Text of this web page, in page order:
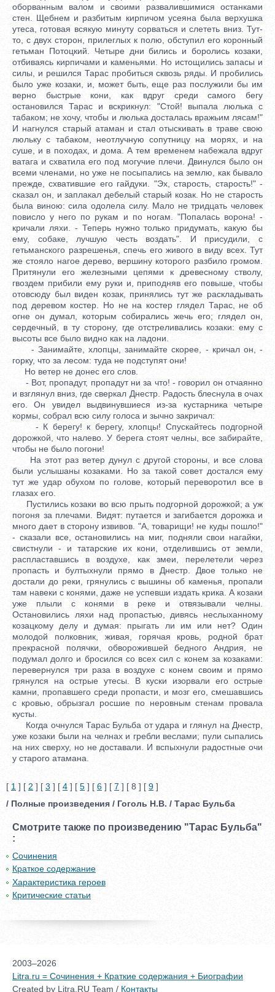
оборванным валом и своими развалившимися останками
стен. Щебнем и разбитым кирпичом усеяна была верхушка
утеса, готовая всякую минуту сорваться и слететь вниз. Тут-
то, с двух сторон, прилеглых к полю, обступил его коронный
гетьман Потоцкий. Четыре дни бились и боролись козаки,
отбиваясь кирпичами и каменьями. Но истощились запасы и
силы, и решился Тарас пробиться сквозь ряды. И пробились
было уже козаки, и, может быть, еще раз послужили бы им
верно быстрые кони, как вдруг среди самого бегу
остановился Тарас и вскрикнул: "Стой! выпала люлька с
табаком; не хочу, чтобы и люлька досталась вражьим лясам!"
И нагнулся старый атаман и стал отыскивать в траве свою
люльку с табаком, неотлучную сопутницу на морях, и на
суше, и в походах, и дома. А тем временем набежала вдруг
ватага и схватила его под могучие плечи. Двинулся было он
всеми членами, но уже не посыпались на землю, как бывало
прежде, схватившие его гайдуки. "Эх, старость, старость!" -
сказал он, и заплакал дебелый старый козак. Но не старость
была виною: сила одолела силу. Мало не тридцать человек
повисло у него по рукам и по ногам. "Попалась ворона! -
кричали ляхи. - Теперь нужно только придумать, какую бы
ему, собаке, лучшую честь воздать". И присудили, с
гетьманского разрешенья, спечь его живого в виду всех. Тут
же стояло нагое дерево, вершину которого разбило громом.
Притянули его железными цепями к древесному стволу,
гвоздем прибили ему руки и, приподняв его повыше, чтобы
отовсюду был виден козак, принялись тут же раскладывать
под деревом костер. Но не на костер глядел Тарас, не об
огне он думал, которым собирались жечь его; глядел он,
сердечный, в ту сторону, где отстреливались козаки: ему с
высоты все было видно как на ладони.
- Занимайте, хлопцы, занимайте скорее, - кричал он, -
горку, что за лесом: туда не подступят они!
Но ветер не донес его слов.
- Вот, пропадут, пропадут ни за что! - говорил он отчаянно
и взглянул вниз, где сверкал Днестр. Радость блеснула в очах
его. Он увидел выдвинувшиеся из-за кустарника четыре
кормы, собрал всю силу голоса и зычно закричал:
- К берегу! к берегу, хлопцы! Спускайтесь подгорной
дорожкой, что налево. У берега стоят челны, все забирайте,
чтобы не было погони!
На этот раз ветер дунул с другой стороны, и все слова
были услышаны козаками. Но за такой совет достался ему
тут же удар обухом по голове, который переворотил все в
глазах его.
Пустились козаки во всю прыть подгорной дорожкой; а уж
погоня за плечами. Видят: путается и загибается дорожка и
много дает в сторону извивов. "А, товарищи! не куды пошло!"
- сказали все, остановились на миг, подняли свои нагайки,
свистнули - и татарские их кони, отделившись от земли,
распластавшись в воздухе, как змеи, перелетели через
пропасть и бултыхнули прямо в Днестр. Двое только не
достали до реки, грянулись с вышины об каменья, пропали
там навеки с конями, даже не успевши издать крика. А козаки
уже плыли с конями в реке и отвязывали челны.
Остановились ляхи над пропастью, дивясь неслыханному
козацкому делу и думая: прыгать ли им или нет? Один
молодой полковник, живая, горячая кровь, родной брат
прекрасной полячки, обворожившей бедного Андрия, не
подумал долго и бросился со всех сил с конем за козаками:
перевернулся три раза в воздухе с конем своим и прямо
грянулся на острые утесы. В куски изорвали его острые
камни, пропавшего среди пропасти, и мозг его, смешавшись
с кровью, обрызгал росшие по неровным стенам провала
кусты.
Когда очнулся Тарас Бульба от удара и глянул на Днестр,
уже козаки были на челнах и гребли веслами; пули сыпались
на них сверху, но не доставали. И вспыхнули радостные очи
у старого атамана.
[ 1 ] [ 2 ] [ 3 ] [ 4 ] [ 5 ] [ 6 ] [ 7 ] [ 8 ] [ 9 ]
/ Полные произведения / Гоголь Н.В. / Тарас Бульба
Смотрите также по произведению "Тарас Бульба"
:
Сочинения
Краткое содержание
Характеристика героев
Критические статьи
2003–2026
Litra.ru = Сочинения + Краткие содержания + Биографии
Created by Litra.RU Team / Контакты